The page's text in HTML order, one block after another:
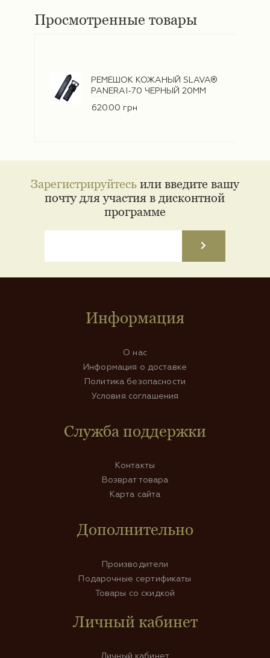
Просмотренные товары
РЕМЕШОК КОЖАНЫЙ SLAVA®
PANERAI-70 ЧЕРНЫЙ 20ММ
620.00 грн
Зарегистрируйтесьили введите вашу
почту для участия в дисконтной
программе
Информация
О нас
Информация о доставке
Политика безопасности
Условия соглашения
Служба поддержки
Контакты
Возврат товара
Карта сайта
Дополнительно
Производители
Подарочные сертификаты
Товары со скидкой
Личный кабинет
Личный кабинет